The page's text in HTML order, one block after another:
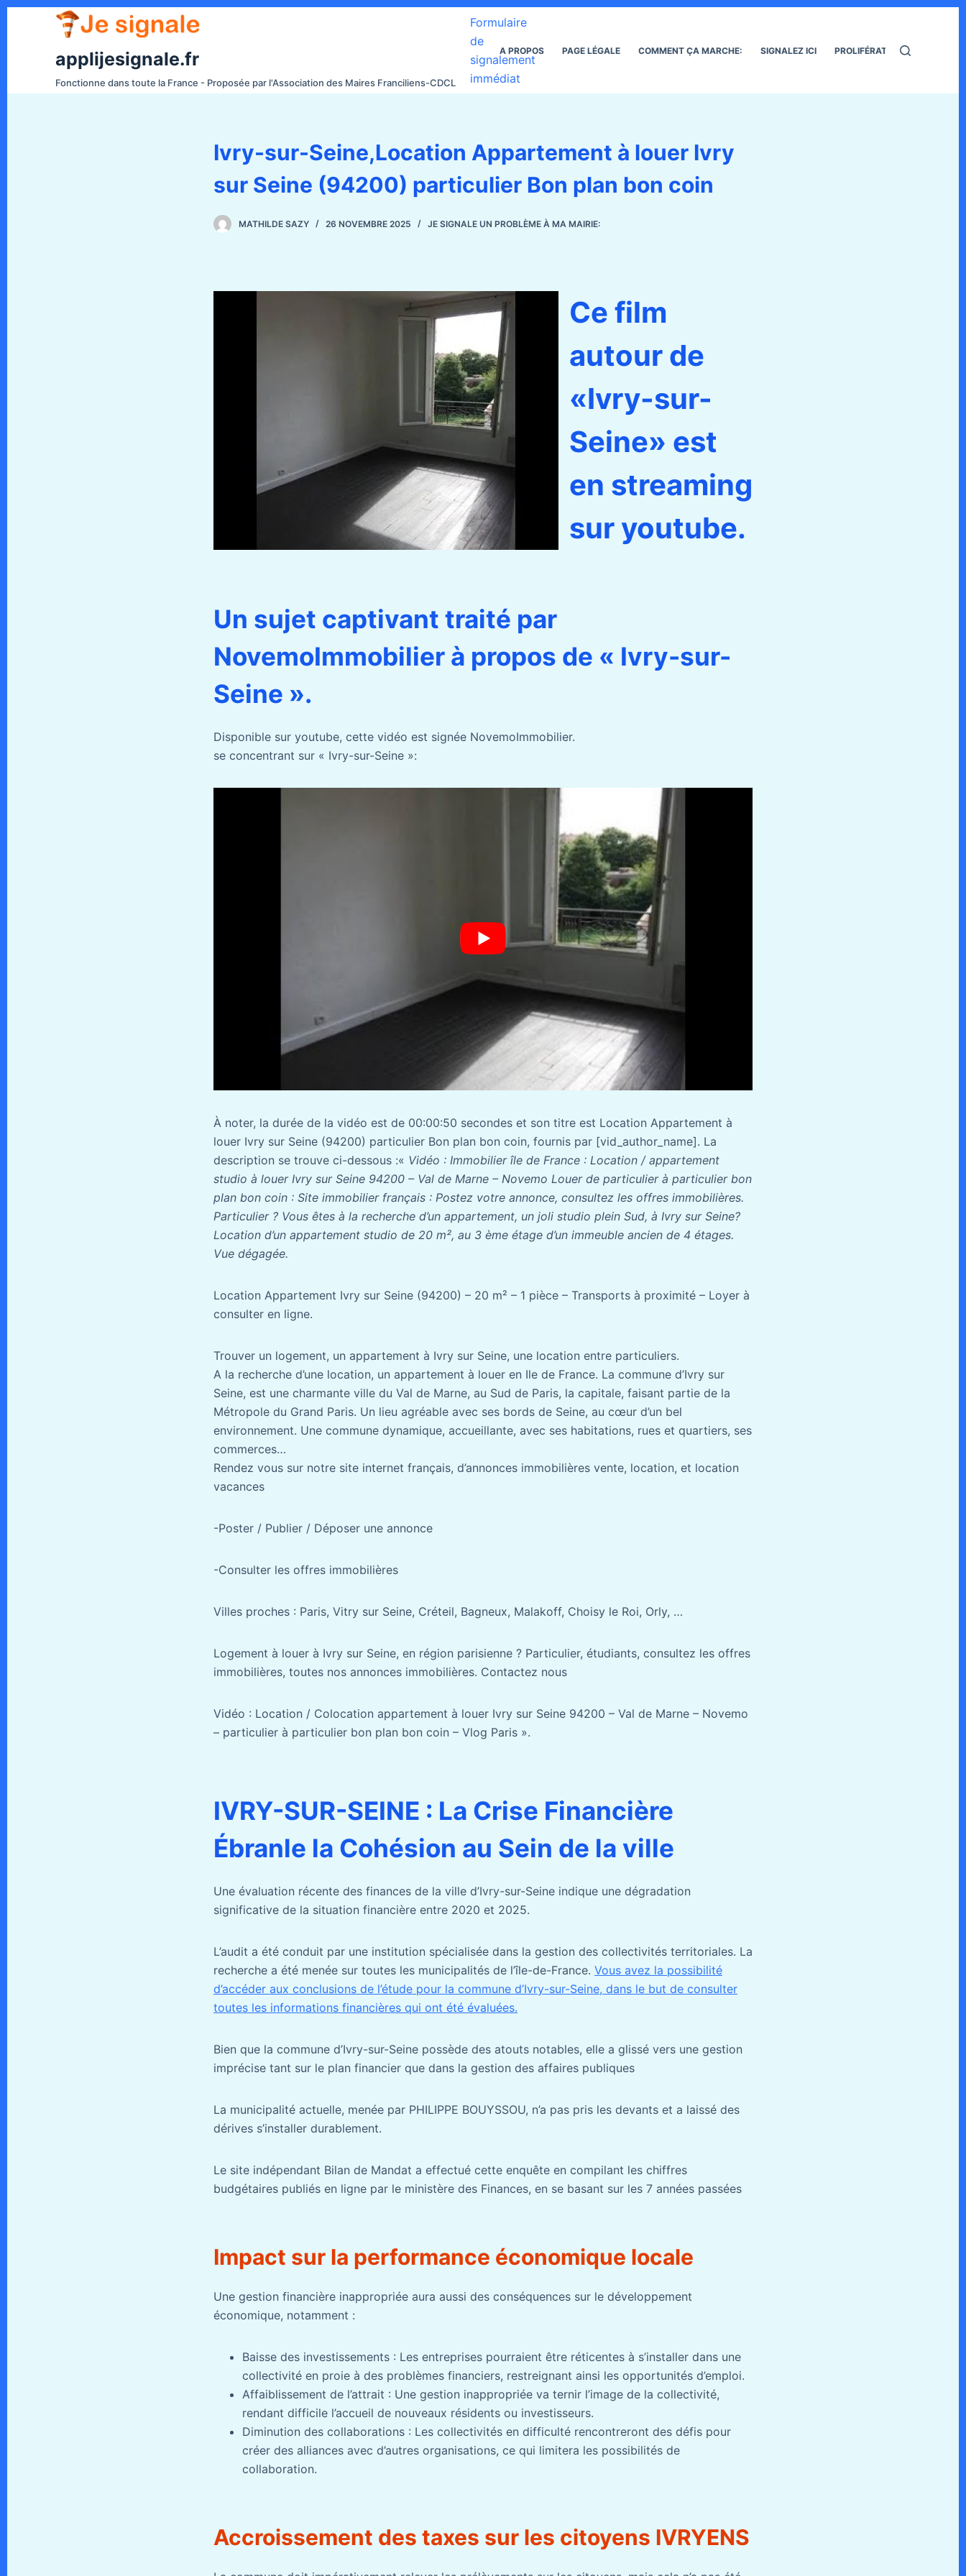
e
applijesignale.fr
Fonctionne dans toute la France - Proposée par l'Association des Maires Franciliens-CDCL
Formulaire
de
signalement
immédiat
A PROPOS PAGE LÉGALE COMMENT ÇA MARCHE: SIGNALEZ ICI PROLIFÉRATION DES RATS
Ivry-sur-Seine,Location Appartement à louer Ivry
sur Seine (94200) particulier Bon plan bon coin
MATHILDE SAZY 26 NOVEMBRE 2025 JE SIGNALE UN PROBLÈME À MA MAIRIE:
Ce film
autour de
«Ivry-sur-
Seine» est
en streaming
sur youtube.
Un sujet captivant traité par
NovemoImmobilier à propos de « Ivry-sur-
Seine ».
Disponible sur youtube, cette vidéo est signée NovemoImmobilier.
se concentrant sur « Ivry-sur-Seine »:
À noter, la durée de la vidéo est de 00:00:50 secondes et son titre est Location Appartement à
louer Ivry sur Seine (94200) particulier Bon plan bon coin, fournis par [vid_author_name]. La
description se trouve ci-dessous :« Vidéo : Immobilier île de France : Location / appartement
studio à louer Ivry sur Seine 94200 – Val de Marne – Novemo Louer de particulier à particulier bon
plan bon coin : Site immobilier français : Postez votre annonce, consultez les offres immobilières.
Particulier ? Vous êtes à la recherche d’un appartement, un joli studio plein Sud, à Ivry sur Seine?
Location d’un appartement studio de 20 m², au 3 ème étage d’un immeuble ancien de 4 étages.
Vue dégagée.
Location Appartement Ivry sur Seine (94200) – 20 m² – 1 pièce – Transports à proximité – Loyer à
consulter en ligne.
Trouver un logement, un appartement à Ivry sur Seine, une location entre particuliers.
A la recherche d’une location, un appartement à louer en Ile de France. La commune d’Ivry sur
Seine, est une charmante ville du Val de Marne, au Sud de Paris, la capitale, faisant partie de la
Métropole du Grand Paris. Un lieu agréable avec ses bords de Seine, au cœur d’un bel
environnement. Une commune dynamique, accueillante, avec ses habitations, rues et quartiers, ses
commerces…
Rendez vous sur notre site internet français, d’annonces immobilières vente, location, et location
vacances
-Poster / Publier / Déposer une annonce
-Consulter les offres immobilières
Villes proches : Paris, Vitry sur Seine, Créteil, Bagneux, Malakoff, Choisy le Roi, Orly, …
Logement à louer à Ivry sur Seine, en région parisienne ? Particulier, étudiants, consultez les offres
immobilières, toutes nos annonces immobilières. Contactez nous
Vidéo : Location / Colocation appartement à louer Ivry sur Seine 94200 – Val de Marne – Novemo
– particulier à particulier bon plan bon coin – Vlog Paris ».
IVRY-SUR-SEINE : La Crise Financière
Ébranle la Cohésion au Sein de la ville
Une évaluation récente des finances de la ville d’Ivry-sur-Seine indique une dégradation
significative de la situation financière entre 2020 et 2025.
L’audit a été conduit par une institution spécialisée dans la gestion des collectivités territoriales. La
recherche a été menée sur toutes les municipalités de l’île-de-France. Vous avez la possibilité
d’accéder aux conclusions de l’étude pour la commune d’Ivry-sur-Seine, dans le but de consulter
toutes les informations financières qui ont été évaluées.
Bien que la commune d’Ivry-sur-Seine possède des atouts notables, elle a glissé vers une gestion
imprécise tant sur le plan financier que dans la gestion des affaires publiques
La municipalité actuelle, menée par PHILIPPE BOUYSSOU, n’a pas pris les devants et a laissé des
dérives s’installer durablement.
Le site indépendant Bilan de Mandat a effectué cette enquête en compilant les chiffres
budgétaires publiés en ligne par le ministère des Finances, en se basant sur les 7 années passées
Impact sur la performance économique locale
Une gestion financière inappropriée aura aussi des conséquences sur le développement
économique, notamment :
Baisse des investissements : Les entreprises pourraient être réticentes à s’installer dans une
collectivité en proie à des problèmes financiers, restreignant ainsi les opportunités d’emploi.
Affaiblissement de l’attrait : Une gestion inappropriée va ternir l’image de la collectivité,
rendant difficile l’accueil de nouveaux résidents ou investisseurs.
Diminution des collaborations : Les collectivités en difficulté rencontreront des défis pour
créer des alliances avec d’autres organisations, ce qui limitera les possibilités de
collaboration.
Accroissement des taxes sur les citoyens IVRYENS